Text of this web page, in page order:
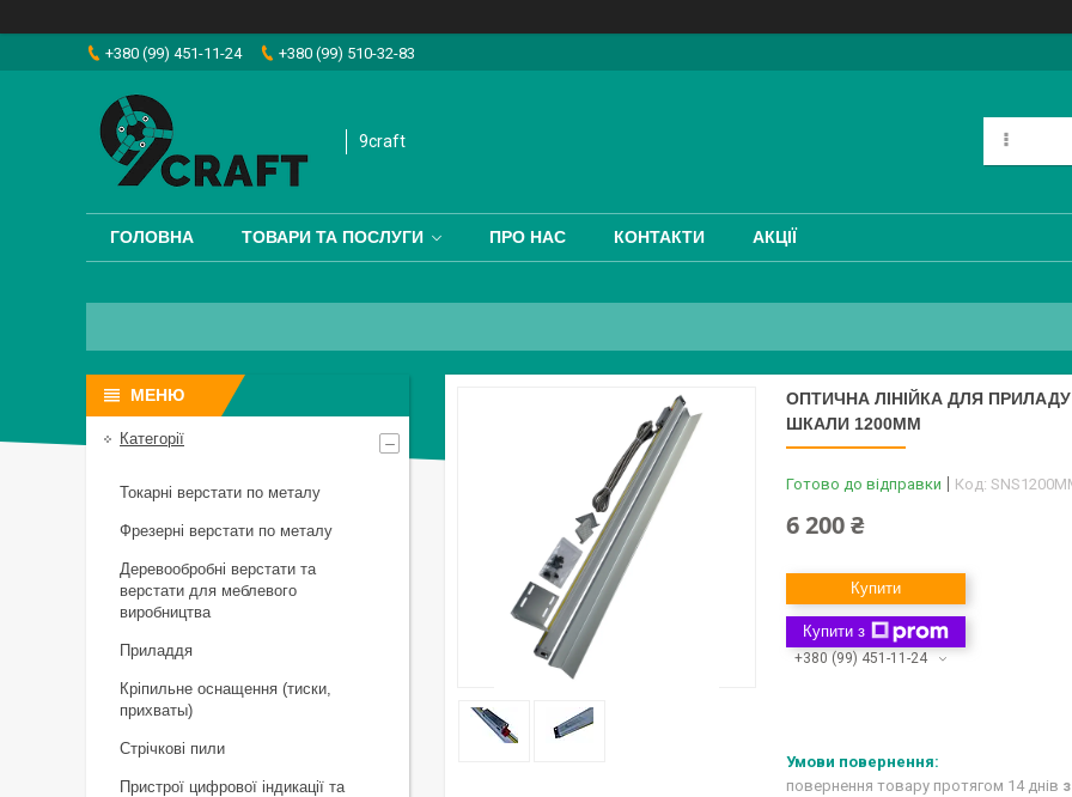
+380 (99) 451-11-24 +380 (99) 510-32-83
9craft
ГОЛОВНА ТОВАРИ ТА ПОСЛУГИ ПРО НАС КОНТАКТИ АКЦІЇ
ОПТИЧНА ЛІНІЙКА ДЛЯ
ШКАЛИ 1200ММ
Готово до відправки Код:
6 200 ₴
Купити
Купити з
+380 (99) 451-11-24
повернення товару протягом 14 днів
Категорії
Токарні верстати по металу
Фрезерні верстати по металу
Деревообробні верстати та
верстати для меблевого
виробництва
Приладдя
Кріпильне оснащення (тиски,
прихваты)
Стрічкові пили
Пристрої цифрової індикації та